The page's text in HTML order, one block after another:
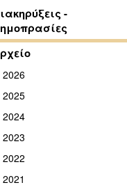
-
2026
2025
2024
2023
2022
2021